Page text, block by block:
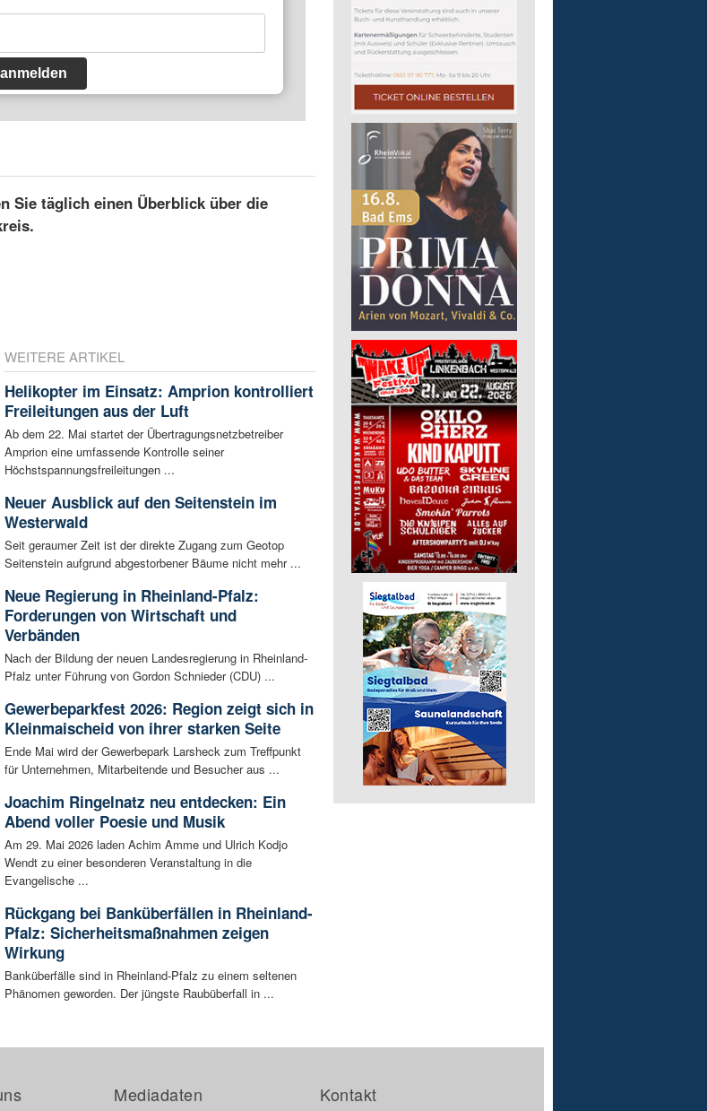
Sie täglich einen Überblick über die
WEITERE ARTIKEL
Helikopter im Einsatz: Amprion kontrolliert
Freileitungen aus der Luft
Ab dem 22. Mai startet der Übertragungsnetzbetreiber
Amprion eine umfassende Kontrolle seiner
Höchstspannungsfreileitungen ...
Neuer Ausblick auf den Seitenstein im
Westerwald
Seit geraumer Zeit ist der direkte Zugang zum Geotop
Seitenstein aufgrund abgestorbener Bäume nicht mehr ...
Neue Regierung in Rheinland-Pfalz:
Forderungen von Wirtschaft und
Verbänden
Nach der Bildung der neuen Landesregierung in Rheinland-
Pfalz unter Führung von Gordon Schnieder (CDU) ...
Gewerbeparkfest 2026: Region zeigt sich in
Kleinmaischeid von ihrer starken Seite
Ende Mai wird der Gewerbepark Larsheck zum Treffpunkt
für Unternehmen, Mitarbeitende und Besucher aus ...
Joachim Ringelnatz neu entdecken: Ein
Abend voller Poesie und Musik
Am 29. Mai 2026 laden Achim Amme und Ulrich Kodjo
Wendt zu einer besonderen Veranstaltung in die
Evangelische ...
Rückgang bei Banküberfällen in Rheinland-
Pfalz: Sicherheitsmaßnahmen zeigen
Wirkung
Banküberfälle sind in Rheinland-Pfalz zu einem seltenen
Phänomen geworden. Der jüngste Raubüberfall in ...
Mediadaten Kontakt